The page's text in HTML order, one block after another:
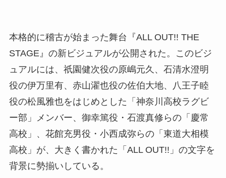
本格的に稽古が始まった舞台『ALL OUT!! THE
STAGE』の新ビジュアルが公開された。このビジ
ュアルには、祇園健次役の原嶋元久、石清水澄明
役の伊万里有、赤山濯也役の佐伯大地、八王子睦
役の松風雅也をはじめとした「神奈川高校ラグビ
ー部」メンバー、御幸篤役・石渡真修らの「慶常
高校」、花館充男役・小西成弥らの「東道大相模
高校」が、大きく書かれた「ALL OUT!!」の文字を
背景に勢揃いしている。